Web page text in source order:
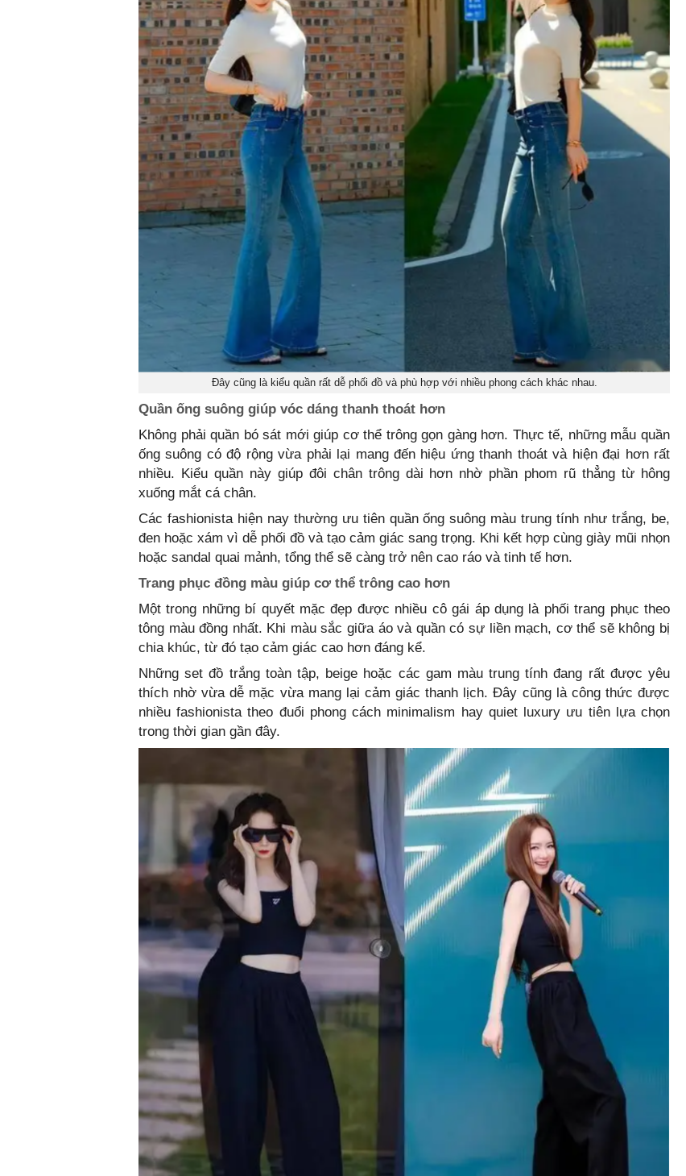
Đây cũng là kiểu quần rất dễ phối đồ và phù hợp với nhiều phong cách khác nhau.
Quần ống suông giúp vóc dáng thanh thoát hơn
Không phải quần bó sát mới giúp cơ thể trông gọn gàng hơn. Thực tế, những mẫu quần
ống suông có độ rộng vừa phải lại mang đến hiệu ứng thanh thoát và hiện đại hơn rất
nhiều. Kiểu quần này giúp đôi chân trông dài hơn nhờ phần phom rũ thẳng từ hông
xuống mắt cá chân.
Các fashionista hiện nay thường ưu tiên quần ống suông màu trung tính như trắng, be,
đen hoặc xám vì dễ phối đồ và tạo cảm giác sang trọng. Khi kết hợp cùng giày mũi nhọn
hoặc sandal quai mảnh, tổng thể sẽ càng trở nên cao ráo và tinh tế hơn.
Trang phục đồng màu giúp cơ thể trông cao hơn
Một trong những bí quyết mặc đẹp được nhiều cô gái áp dụng là phối trang phục theo
tông màu đồng nhất. Khi màu sắc giữa áo và quần có sự liền mạch, cơ thể sẽ không bị
chia khúc, từ đó tạo cảm giác cao hơn đáng kể.
Những set đồ trắng toàn tập, beige hoặc các gam màu trung tính đang rất được yêu
thích nhờ vừa dễ mặc vừa mang lại cảm giác thanh lịch. Đây cũng là công thức được
nhiều fashionista theo đuổi phong cách minimalism hay quiet luxury ưu tiên lựa chọn
trong thời gian gần đây.